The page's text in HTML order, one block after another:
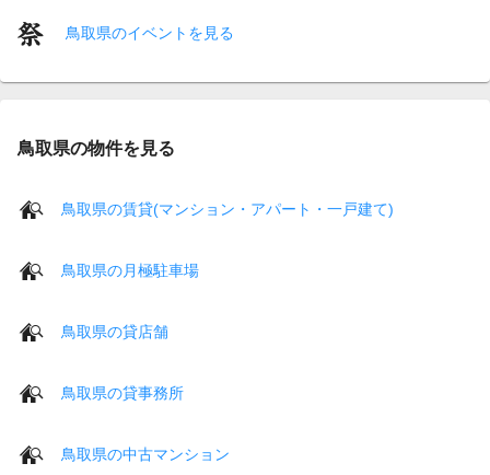
鳥取県のイベントを見る
鳥取県の物件を見る
鳥取県の賃貸(マンション・アパート・一戸建て)
鳥取県の月極駐車場
鳥取県の貸店舗
鳥取県の貸事務所
鳥取県の中古マンション